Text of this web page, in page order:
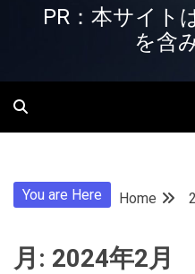
PR：本サイト
を含
You are Here Home
月: 2024年2月